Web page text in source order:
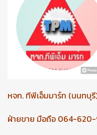
หจก. ทีพีเอ็มมาร์ท (นนทบุ
ฝ่ายขาย มือถือ 064-620-